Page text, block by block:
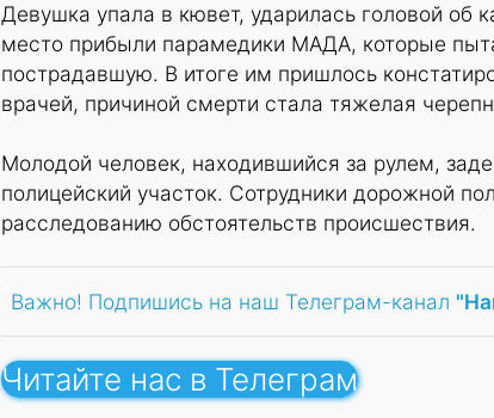
Девушка упала в кювет, ударилась головой об
место прибыли парамедики МАДА, которые
пострадавшую. В итоге им пришлось
врачей, причиной смерти стала тяжелая
Молодой человек, находившийся за рулем,
полицейский участок. Сотрудники дорожной
расследованию обстоятельств происшествия.
Важно! Подпишись на наш Телеграм-канал
Читайте нас в Телеграм